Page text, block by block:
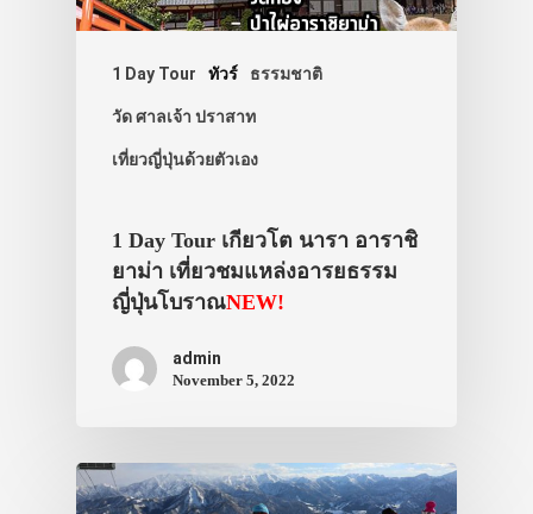
1 Day Tour ทัวร์ ธรรมชาติ
วัด ศาลเจ้า ปราสาท
เที่ยวญี่ปุ่นด้วยตัวเอง
1 Day Tour เกียวโต นารา อาราชิ
ยาม่า เที่ยวชมแหล่งอารยธรรม
ญี่ปุ่นโบราณNEW!
admin
November 5, 2022